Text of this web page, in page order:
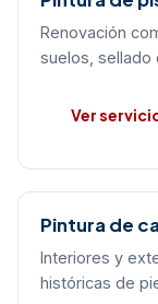
Renovación
suelos, sellado
Ver
Pintura de
Interiores y
históricas de